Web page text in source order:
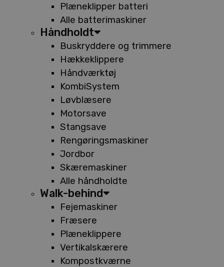
Plæneklipper batteri
Alle batterimaskiner
Håndholdt
Buskryddere og trimmere
Hækkeklippere
Håndværktøj
KombiSystem
Løvblæsere
Motorsave
Stangsave
Rengøringsmaskiner
Jordbor
Skæremaskiner
Alle håndholdte
Walk-behind
Fejemaskiner
Fræsere
Plæneklippere
Vertikalskærere
Kompostkværne